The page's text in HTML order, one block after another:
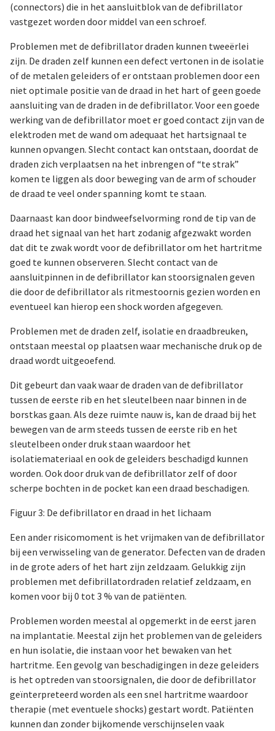
(connectors) die in het aansluitblok van de defibrillator
vastgezet worden door middel van een schroef.
Problemen met de defibrillator draden kunnen tweeërlei
zijn. De draden zelf kunnen een defect vertonen in de isolatie
of de metalen geleiders of er ontstaan problemen door een
niet optimale positie van de draad in het hart of geen goede
aansluiting van de draden in de defibrillator. Voor een goede
werking van de defibrillator moet er goed contact zijn van de
elektroden met de wand om adequaat het hartsignaal te
kunnen opvangen. Slecht contact kan ontstaan, doordat de
draden zich verplaatsen na het inbrengen of “te strak”
komen te liggen als door beweging van de arm of schouder
de draad te veel onder spanning komt te staan.
Daarnaast kan door bindweefselvorming rond de tip van de
draad het signaal van het hart zodanig afgezwakt worden
dat dit te zwak wordt voor de defibrillator om het hartritme
goed te kunnen observeren. Slecht contact van de
aansluitpinnen in de defibrillator kan stoorsignalen geven
die door de defibrillator als ritmestoornis gezien worden en
eventueel kan hierop een shock worden afgegeven.
Problemen met de draden zelf, isolatie en draadbreuken,
ontstaan meestal op plaatsen waar mechanische druk op de
draad wordt uitgeoefend.
Dit gebeurt dan vaak waar de draden van de defibrillator
tussen de eerste rib en het sleutelbeen naar binnen in de
borstkas gaan. Als deze ruimte nauw is, kan de draad bij het
bewegen van de arm steeds tussen de eerste rib en het
sleutelbeen onder druk staan waardoor het
isolatiemateriaal en ook de geleiders beschadigd kunnen
worden. Ook door druk van de defibrillator zelf of door
scherpe bochten in de pocket kan een draad beschadigen.
Figuur 3: De defibrillator en draad in het lichaam
Een ander risicomoment is het vrijmaken van de defibrillator
bij een verwisseling van de generator. Defecten van de draden
in de grote aders of het hart zijn zeldzaam. Gelukkig zijn
problemen met defibrillatordraden relatief zeldzaam, en
komen voor bij 0 tot 3 % van de patiënten.
Problemen worden meestal al opgemerkt in de eerst jaren
na implantatie. Meestal zijn het problemen van de geleiders
en hun isolatie, die instaan voor het bewaken van het
hartritme. Een gevolg van beschadigingen in deze geleiders
is het optreden van stoorsignalen, die door de defibrillator
geïnterpreteerd worden als een snel hartritme waardoor
therapie (met eventuele shocks) gestart wordt. Patiënten
kunnen dan zonder bijkomende verschijnselen vaak